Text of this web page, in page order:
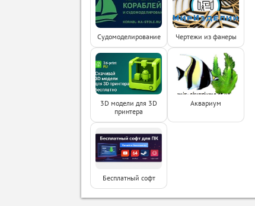
Судомоделирование Чертежи из фанеры
3D модели для 3D
принтера
Аквариум
Бесплатный софт